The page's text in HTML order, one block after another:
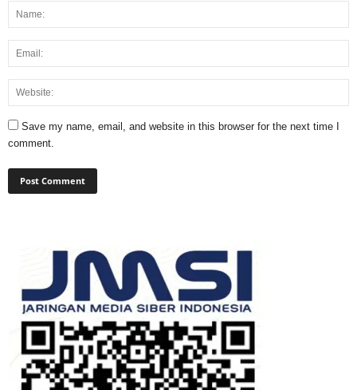
Save my name, email, and website in this browser for the next time I
comment.